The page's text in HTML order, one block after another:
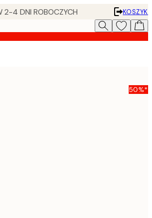
2-4 DNI ROBOCZYCH
KOSZYK
50%*